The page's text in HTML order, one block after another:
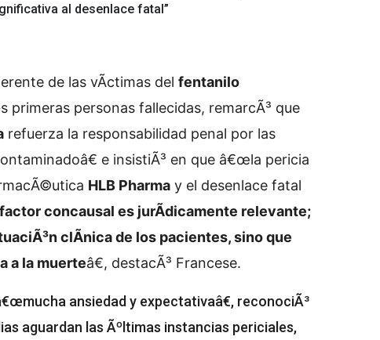
al desenlace fatal”
de las vÃ­ctimas del fentanilo
primeras personas fallecidas, remarcÃ³ que
refuerza la responsabilidad penal por las
e insistiÃ³ en que â€œla pericia
HLB Pharma y el desenlace fatal
concausal es jurÃ­dicamente relevante;
clÃ­nica de los pacientes, sino que
a la muerteâ€, destacÃ³ Francese.
ansiedad y expectativaâ€, reconociÃ³
aguardan las Ãºltimas instancias periciales,